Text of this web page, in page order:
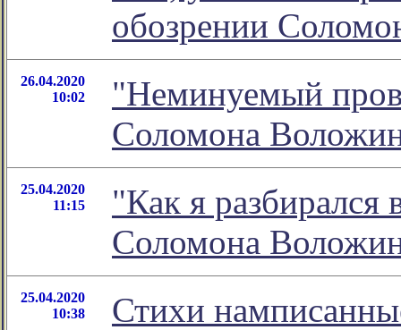
обозрении
26.04.2020
10:02
"Неминуемый
Соломона
25.04.2020
11:15
"Как я
Соломона
25.04.2020
10:38
Стихи